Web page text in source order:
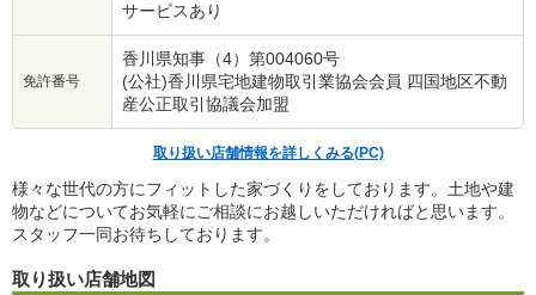
サービスあり
免許番号
香川県知事（4）第004060号
(公社)香川県宅地建物取引業協会会員 四国地区不動
産公正取引協議会加盟
取り扱い店舗情報を詳しくみる(PC)
様々な世代の方にフィットした家づくりをしております。土地や建
物などについてお気軽にご相談にお越しいただければと思います。
スタッフ一同お待ちしております。
取り扱い店舗地図